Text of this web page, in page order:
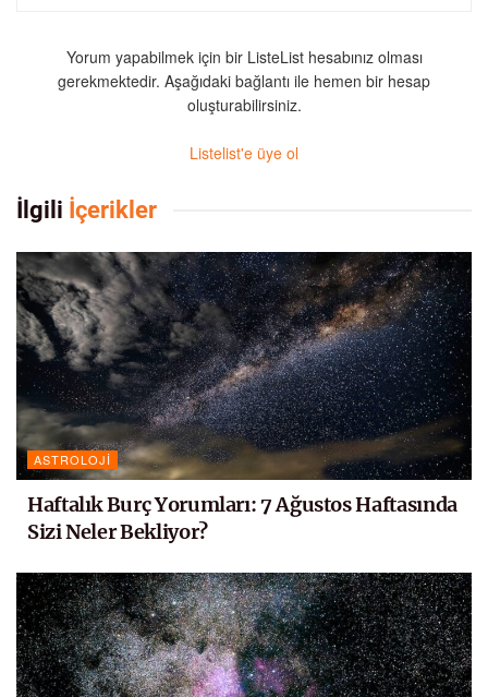
Yorum yapabilmek için bir ListeList hesabınız olması
gerekmektedir. Aşağıdaki bağlantı ile hemen bir hesap
oluşturabilirsiniz.
Listelist'e üye ol
İlgili İçerikler
ASTROLOJI
Haftalık Burç Yorumları: 7 Ağustos Haftasında
Sizi Neler Bekliyor?